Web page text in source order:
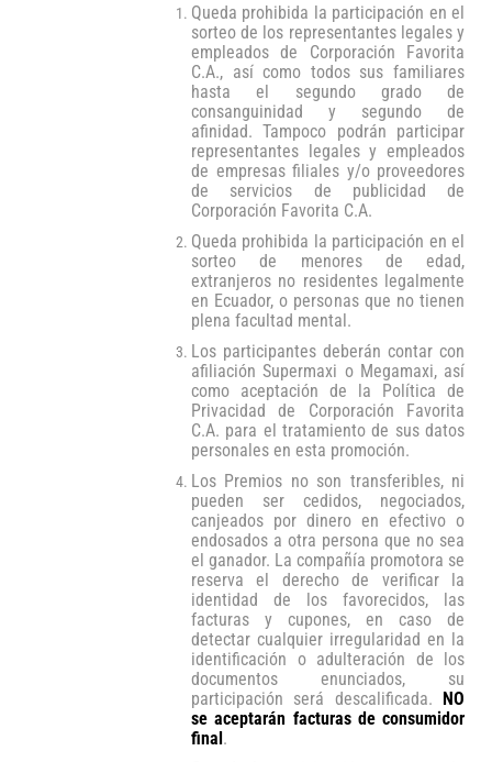
Queda prohibida la participación en el
sorteo de los representantes legales y
empleados de Corporación Favorita
C.A., así como todos sus familiares
hasta el segundo grado de
consanguinidad y segundo de
afinidad. Tampoco podrán participar
representantes legales y empleados
de empresas filiales y/o proveedores
de servicios de publicidad de
Corporación Favorita C.A.
Queda prohibida la participación en el
sorteo de menores de edad,
extranjeros no residentes legalmente
en Ecuador, o personas que no tienen
plena facultad mental.
Los participantes deberán contar con
afiliación Supermaxi o Megamaxi, así
como aceptación de la Política de
Privacidad de Corporación Favorita
C.A. para el tratamiento de sus datos
personales en esta promoción.
Los Premios no son transferibles, ni
pueden ser cedidos, negociados,
canjeados por dinero en efectivo o
endosados a otra persona que no sea
el ganador. La compañía promotora se
reserva el derecho de verificar la
identidad de los favorecidos, las
facturas y cupones, en caso de
detectar cualquier irregularidad en la
identificación o adulteración de los
documentos enunciados, su
participación será descalificada.
NO
se aceptarán facturas de consumidor
final .